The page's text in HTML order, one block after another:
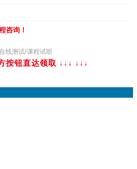
咨询！
线测试/课程试听
按钮直达领取 ↓↓↓ ↓↓↓